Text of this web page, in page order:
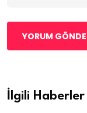
YORUM
İlgili Haberler